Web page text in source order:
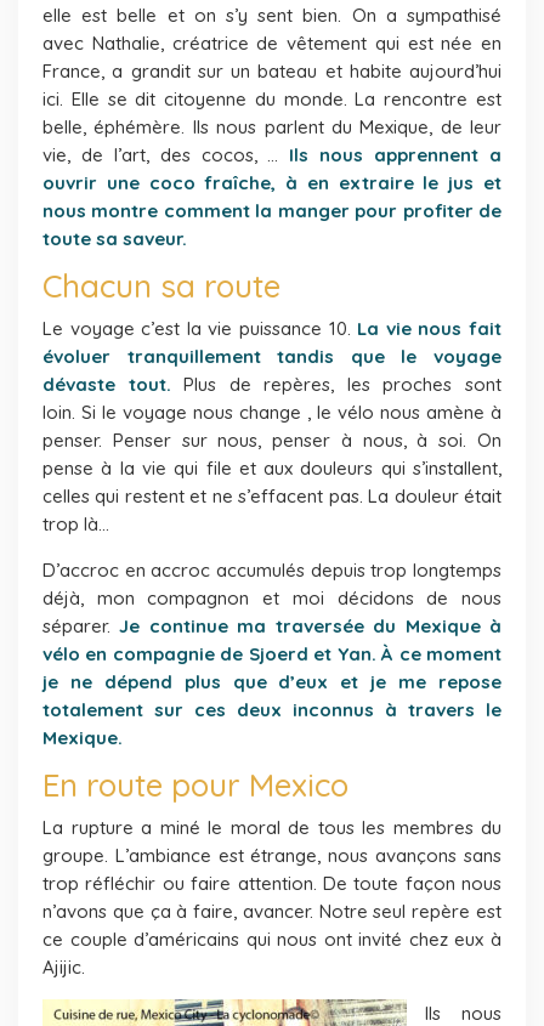
elle est belle et on s’y sent bien. On a sympathisé
avec Nathalie, créatrice de vêtement qui est née en
France, a grandit sur un bateau et habite aujourd’hui
ici. Elle se dit citoyenne du monde. La rencontre est
belle, éphémère. Ils nous parlent du Mexique, de leur
vie, de l’art, des cocos, … Ils nous apprennent a
ouvrir une coco fraîche, à en extraire le jus et
nous montre comment la manger pour profiter de
toute sa saveur.
Chacun sa route
Le voyage c’est la vie puissance 10. La vie nous fait
évoluer tranquillement tandis que le voyage
dévaste tout. Plus de repères, les proches sont
loin. Si le voyage nous change , le vélo nous amène à
penser. Penser sur nous, penser à nous, à soi. On
pense à la vie qui file et aux douleurs qui s’installent,
celles qui restent et ne s’effacent pas. La douleur était
trop là…
D’accroc en accroc accumulés depuis trop longtemps
déjà, mon compagnon et moi décidons de nous
séparer.Je continue ma traversée du Mexique à
vélo en compagnie de Sjoerd et Yan. À ce moment
je ne dépend plus que d’eux et je me repose
totalement sur ces deux inconnus à travers le
Mexique.
En route pour Mexico
La rupture a miné le moral de tous les membres du
groupe. L’ambiance est étrange, nous avançons sans
trop réfléchir ou faire attention. De toute façon nous
n’avons que ça à faire, avancer. Notre seul repère est
ce couple d’américains qui nous ont invité chez eux à
Ajijic.
Ils nous